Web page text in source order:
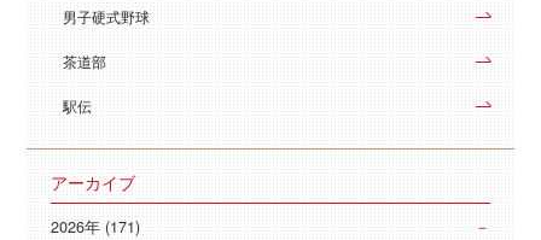
男子硬式野球
茶道部
駅伝
アーカイブ
2026年 (171)